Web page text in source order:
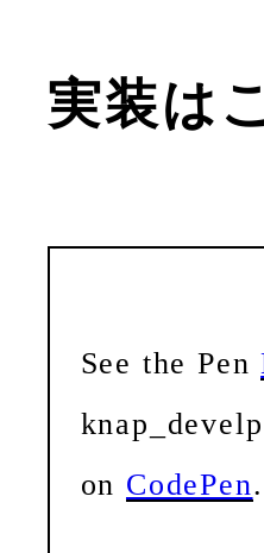
実装は
See the Pen
on CodePen.